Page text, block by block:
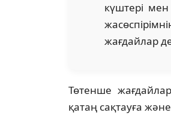
күштері
жағдайлар
Төтенше
қатаң сақтауға